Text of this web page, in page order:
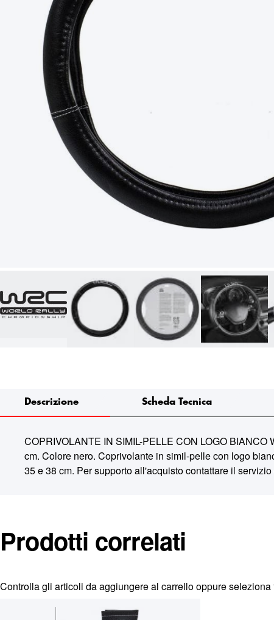
Descrizione
COPRIVOLANTE IN SIMIL-PELLE CON LOGO
cm. Colore nero. Coprivolante in simil-pelle con logo
35 e 38 cm. Per supporto all'acquisto contattare il
Scheda Tecnica
Prodotti correlati
Controlla gli articoli da aggiungere al carrello oppureseleziona